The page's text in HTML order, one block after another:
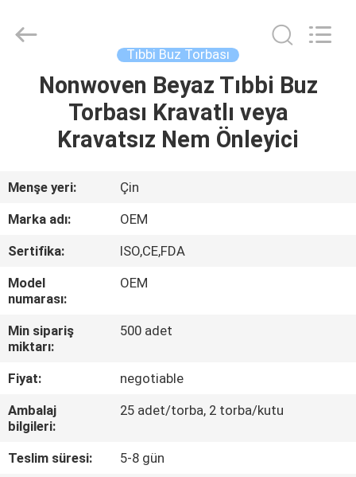
ÜRÜN:%
HAKKIMIZDA
FABRIKA
TURU
KALITE
KONTROL
BIZIMLE
ILETIŞIME
PRODUCTS
CO.,LTD(WUHAN
Tıbbi Buz Torbası
Nonwoven Beyaz Tıbbi Buz
Torbası Kravatlı veya
Kravatsız Nem Önleyici
Menşe yeri:
Çin
Marka adı:
OEM
Sertifika:
ISO,CE,FDA
Model
numarası:
OEM
Min sipariş
miktarı:
500 adet
Fiyat:
negotiable
Ambalaj
bilgileri:
25 adet/torba, 2 torba/kutu
Teslim süresi:
5-8 gün